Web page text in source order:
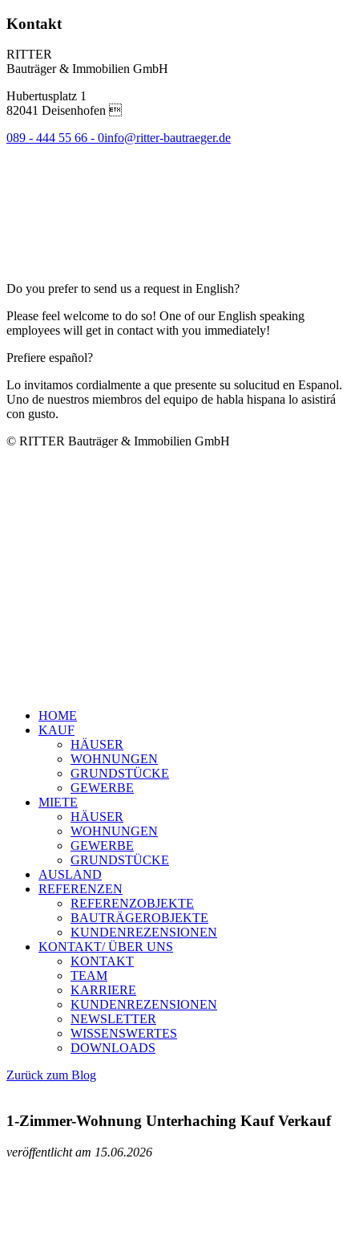
Kontakt
RITTER
Bauträger & Immobilien GmbH
Hubertusplatz 1
82041 Deisenhofen 
089 - 444 55 66 - 0info@ritter-bautraeger.de
Do you prefer to send us a request in English?
Please feel welcome to do so! One of our English speaking
employees will get in contact with you immediately!
Prefiere español?
Lo invitamos cordialmente a que presente su solucitud en Espanol.
Uno de nuestros miembros del equipo de habla hispana lo asistirá
con gusto.
© RITTER Bauträger & Immobilien GmbH
HOME
KAUF
HÄUSER
WOHNUNGEN
GRUNDSTÜCKE
GEWERBE
MIETE
HÄUSER
WOHNUNGEN
GEWERBE
GRUNDSTÜCKE
AUSLAND
REFERENZEN
REFERENZOBJEKTE
BAUTRÄGEROBJEKTE
KUNDENREZENSIONEN
KONTAKT/ ÜBER UNS
KONTAKT
TEAM
KARRIERE
KUNDENREZENSIONEN
NEWSLETTER
WISSENSWERTES
DOWNLOADS
Zurück zum Blog
1-Zimmer-Wohnung Unterhaching Kauf Verkauf
veröffentlicht am 15.06.2026